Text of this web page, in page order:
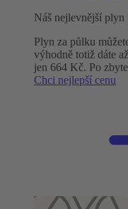
Náš nejlevnější
Plyn za půlku
výhodně totiž dáte
jen 664 Kč. Po
Chci nejlepší cenu